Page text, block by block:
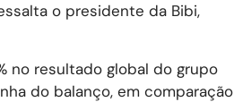
o presidente da Bibi,
no resultado global do grupo
do balanço, em comparação